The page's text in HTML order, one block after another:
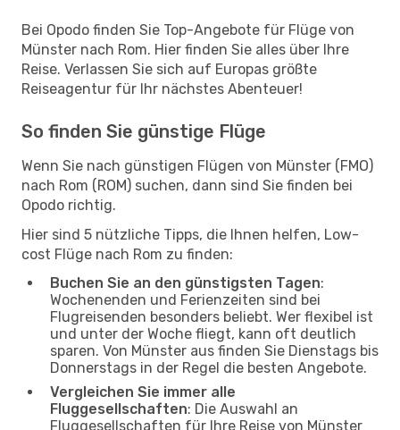
Bei Opodo finden Sie Top-Angebote für Flüge von
Münster nach Rom. Hier finden Sie alles über Ihre
Reise. Verlassen Sie sich auf Europas größte
Reiseagentur für Ihr nächstes Abenteuer!
So finden Sie günstige Flüge
Wenn Sie nach günstigen Flügen von Münster (FMO)
nach Rom (ROM) suchen, dann sind Sie finden bei
Opodo richtig.
Hier sind 5 nützliche Tipps, die Ihnen helfen, Low-
cost Flüge nach Rom zu finden:
Buchen Sie an den günstigsten Tagen:
Wochenenden und Ferienzeiten sind bei
Flugreisenden besonders beliebt. Wer flexibel ist
und unter der Woche fliegt, kann oft deutlich
sparen. Von Münster aus finden Sie Dienstags bis
Donnerstags in der Regel die besten Angebote.
Vergleichen Sie immer alle
Fluggesellschaften: Die Auswahl an
Fluggesellschaften für Ihre Reise von Münster